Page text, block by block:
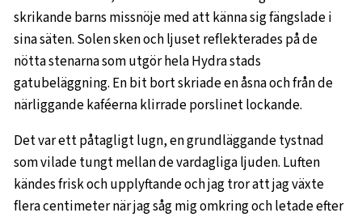
skrikande barns missnöje med att känna sig fängslade i
sina säten. Solen sken och ljuset reflekterades på de
nötta stenarna som utgör hela Hydra stads
gatubeläggning. En bit bort skriade en åsna och från de
närliggande kaféerna klirrade porslinet lockande.
Det var ett påtagligt lugn, en grundläggande tystnad
som vilade tungt mellan de vardagliga ljuden. Luften
kändes frisk och upplyftande och jag tror att jag växte
flera centimeter när jag såg mig omkring och letade efter